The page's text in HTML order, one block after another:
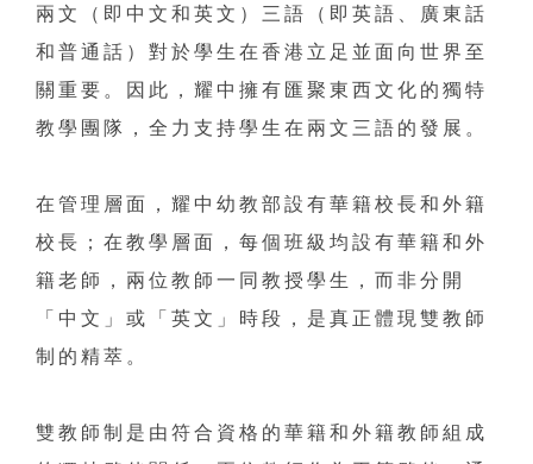
兩文（即中文和英文）三語（即英語、廣東話
和普通話）對於學生在香港立足並面向世界至
關重要。因此，耀中擁有匯聚東西文化的獨特
教學團隊，全力支持學生在兩文三語的發展。
在管理層面，耀中幼教部設有華籍校長和外籍
校長；在教學層面，每個班級均設有華籍和外
籍老師，兩位教師一同教授學生，而非分開
「中文」或「英文」時段，是真正體現雙教師
制的精萃。
雙教師制是由符合資格的華籍和外籍教師組成